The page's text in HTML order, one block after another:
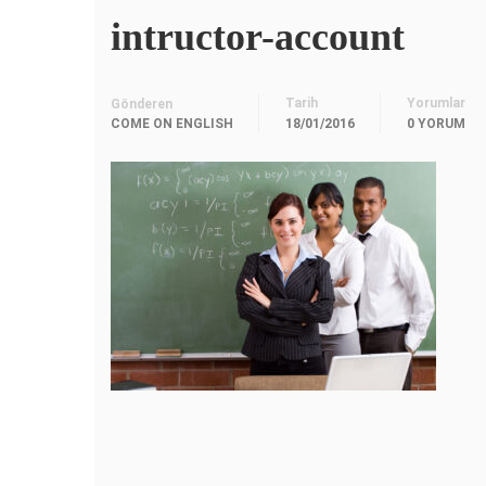
intructor-account
Gönderen
COME ON ENGLISH
Tarih
18/01/2016
Yorumlar
0 YORUM